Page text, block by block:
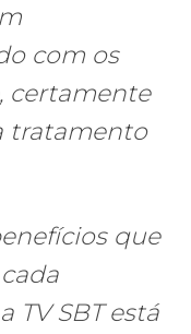
com os
certamente
tratamento
que
TV SBT está